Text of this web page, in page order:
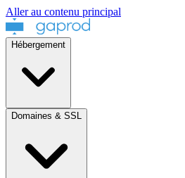
Aller au contenu principal
Hébergement
Domaines & SSL